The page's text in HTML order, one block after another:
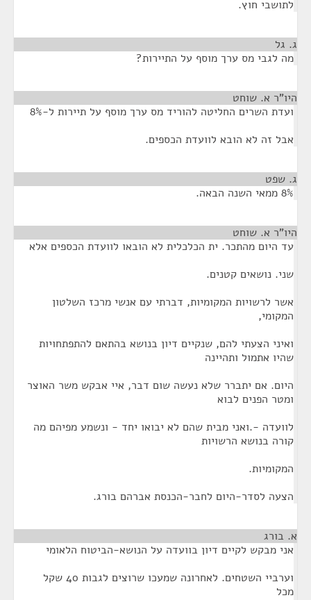
לתושבי חוץ.
ג. גל
מה לגבי מס ערך מוסף על התיירות?
היו"ר א. שוחט
ועדת השרים החליטה להוריד מס ערך מוסף על תיירות ל-8%
אבל זה לא הובא לוועדת הכספים.
ג. שפט
8% ממאי השנה הבאה.
היו"ר א. שוחט
עד היום מהתכר. ית הכלכלית לא הובאו לוועדת הכספים אלא
שני. נושאים קטנים.
אשר לרשויות המקומיות, דברתי עם אנשי מרכז השלטון
המקומי,
ואיני הצעתי להם, שנקיים דיון בנושא בהתאם להתפתחויות
שהיו אתמול ותהיינה
היום. אם יתברר שלא נעשה שום דבר, איי אבקש משר האוצר
ומטר הפנים לבוא
לוועדה -.ואני מבית שהם לא יבואו יחד - ונשמע מפיהם מה
קורה בנושא הרשויות
המקומיות.
הצעה לסדר-היום לחבר-הכנסת אברהם בורג.
א. בורג
אני מבקש לקיים דיון בוועדה על הנושא-הביטוח הלאומי
וערביי השטחים. לאחרונה שמעכו שרוצים לגבות 40 שקל
מכל